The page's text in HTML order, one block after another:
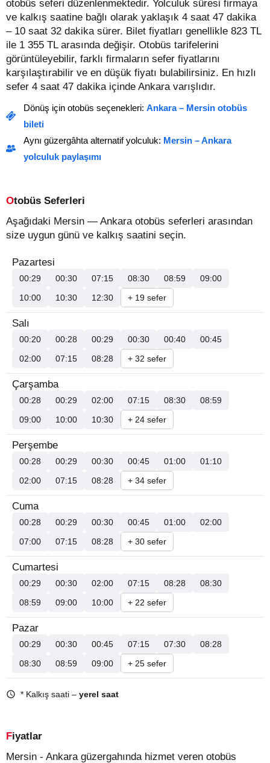
otobüs seferi düzenlenmektedir. Yolculuk süresi firmaya
ve kalkış saatine bağlı olarak yaklaşık 4 saat 47 dakika
– 10 saat 32 dakika sürer. Bilet fiyatları genellikle 823 TL
ile 1 355 TL arasında değişir. Otobüs tarifelerini
görüntüleyebilir, farklı firmaların sefer fiyatlarını
karşılaştırabilir ve en düşük fiyatı bulabilirsiniz. En hızlı
sefer 4 saat 47 dakika içinde Ankara varışlıdır.
Dönüş için otobüs seçenekleri: Ankara – Mersin otobüs
bileti
Aynı güzergâhta alternatif yolculuk: Mersin – Ankara
yolculuk paylaşımı
Otobüs Seferleri
Aşağıdaki Mersin — Ankara otobüs seferleri arasından
size uygun günü ve kalkış saatini seçin.
Pazartesi
00:29 00:30 07:15 08:30 08:59
09:00
10:00
10:30 12:30 + 19 sefer
Salı
00:20 00:28 00:29 00:30 00:40
00:45
02:00
07:15 08:28 + 32 sefer
Çarşamba
00:28 00:29 02:00 07:15 08:30
08:59
09:00
10:00 10:30 + 24 sefer
Perşembe
00:28 00:29 00:30 00:45 01:00
01:10
02:00
07:15 08:28 + 34 sefer
Cuma
00:28 00:29 00:30 00:45 01:00
02:00
07:00
07:15 08:28 + 30 sefer
Cumartesi
00:29 00:30 02:00 07:15 08:28
08:30
08:59
09:00 10:00 + 22 sefer
Pazar
00:29 00:30 00:45 07:15 07:30
08:28
08:30
08:59 09:00 + 25 sefer
* Kalkış saati – yerel saat
Fiyatlar
Mersin - Ankara güzergahında hizmet veren otobüs